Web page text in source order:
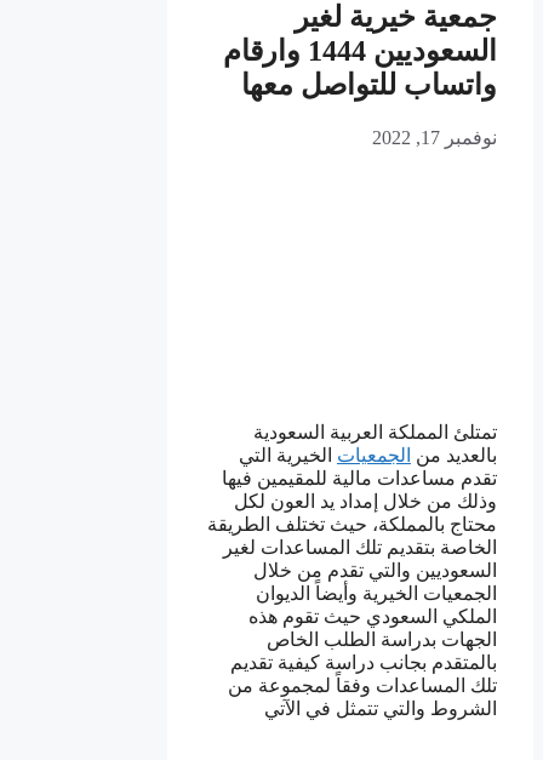
جمعية خيرية لغير
السعوديين 1444 وارقام
واتساب للتواصل معها
نوفمبر 17, 2022
تمتلئ المملكة العربية السعودية
بالعديد من الجمعيات الخيرية التي
تقدم مساعدات مالية للمقيمين فيها
وذلك من خلال إمداد يد العون لكل
محتاج بالمملكة، حيث تختلف الطريقة
الخاصة بتقديم تلك المساعدات لغير
السعوديين والتي تقدم من خلال
الجمعيات الخيرية وأيضاً الديوان
الملكي السعودي حيث تقوم هذه
الجهات بدراسة الطلب الخاص
بالمتقدم بجانب دراسة كيفية تقديم
تلك المساعدات وفقاً لمجموعة من
الشروط والتي تتمثل في الآتي